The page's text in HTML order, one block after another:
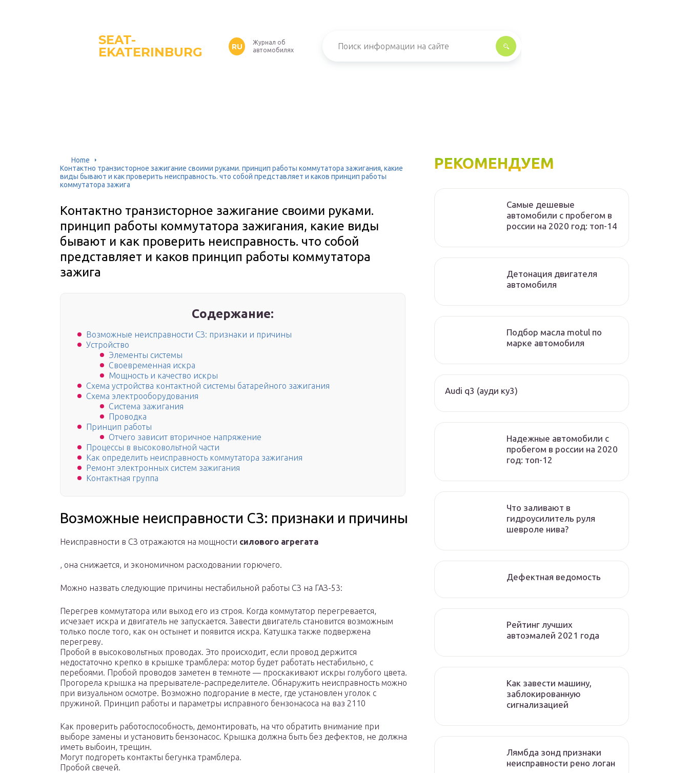
SEAT-
EKATERINBURG
RU
Журнал об
автомобилях
Home
Контактно транзисторное зажигание своими руками. принцип работы коммутатора зажигания, какие
виды бывают и как проверить неисправность. что собой представляет и каков принцип работы
коммутатора зажига
Контактно транзисторное зажигание своими руками.
принцип работы коммутатора зажигания, какие виды
бывают и как проверить неисправность. что собой
представляет и каков принцип работы коммутатора
зажига
Содержание:
Возможные неисправности СЗ: признаки и причины
Устройство
Элементы системы
Своевременная искра
Мощность и качество искры
Схема устройства контактной системы батарейного зажигания
Схема электрооборудования
Система зажигания
Проводка
Принцип работы
Отчего зависит вторичное напряжение
Процессы в высоковольтной части
Как определить неисправность коммутатора зажигания
Ремонт электронных систем зажигания
Контактная группа
Возможные неисправности СЗ: признаки и причины
Неисправности в СЗ отражаются на мощности силового агрегата
, она снижается, и экономичном расходовании горючего.
Можно назвать следующие причины нестабильной работы СЗ на ГАЗ-53:
Перегрев коммутатора или выход его из строя. Когда коммутатор перегревается,
исчезает искра и двигатель не запускается. Завести двигатель становится возможным
только после того, как он остынет и появится искра. Катушка также подвержена
перегреву.
Пробой в высоковольтных проводах. Это происходит, если провод держится
недостаточно крепко в крышке трамблера: мотор будет работать нестабильно, с
перебоями. Пробой проводов заметен в темноте — проскакивают искры голубого цвета.
Прогорела крышка на прерывателе-распределителе. Обнаружить неисправность можно
при визуальном осмотре. Возможно подгорание в месте, где установлен уголок с
пружиной. Принцип работы и параметры исправного бензонасоса на ваз 2110
Как проверить работоспособность, демонтировать, на что обратить внимание при
выборе замены и установить бензонасос. Крышка должна быть без дефектов, не должна
иметь выбоин, трещин.
Могут подгореть контакты бегунка трамблера.
Пробой свечей.
РЕКОМЕНДУЕМ
Самые дешевые
автомобили с пробегом в
россии на 2020 год: топ-14
Детонация двигателя
автомобиля
Подбор масла motul по
марке автомобиля
Audi q3 (ауди ку3)
Надежные автомобили с
пробегом в россии на 2020
год: топ-12
Что заливают в
гидроусилитель руля
шевроле нива?
Дефектная ведомость
Рейтинг лучших
автоэмалей 2021 года
Как завести машину,
заблокированную
сигнализацией
Лямбда зонд признаки
неисправности рено логан